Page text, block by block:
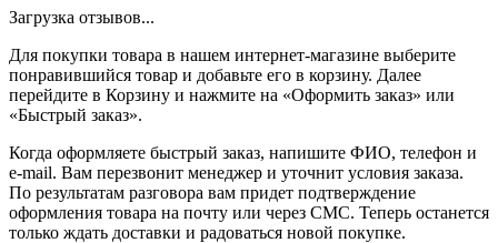
Загрузка отзывов...
Для покупки товара в нашем интернет-магазине выберите
понравившийся товар и добавьте его в корзину. Далее
перейдите в Корзину и нажмите на «Оформить заказ» или
«Быстрый заказ».
Когда оформляете быстрый заказ, напишите ФИО, телефон и
e-mail. Вам перезвонит менеджер и уточнит условия заказа.
По результатам разговора вам придет подтверждение
оформления товара на почту или через СМС. Теперь останется
только ждать доставки и радоваться новой покупке.